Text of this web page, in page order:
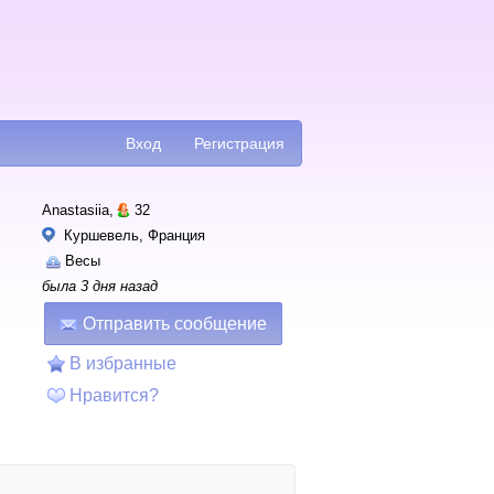
Регистрация
Вход
Anastasiia,
32
Куршевель, Франция
Весы
была 3 дня назад
Отправить сообщение
В избранные
Нравится?